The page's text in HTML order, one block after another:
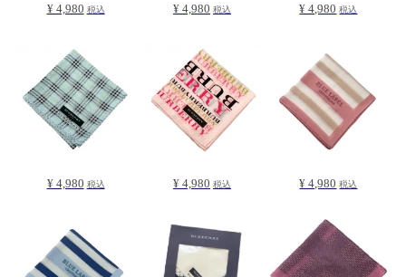
¥ 4,980 税込 ¥ 4,980 税込 ¥ 4,980 税込
¥ 4,980 税込 ¥ 4,980 税込 ¥ 4,980 税込